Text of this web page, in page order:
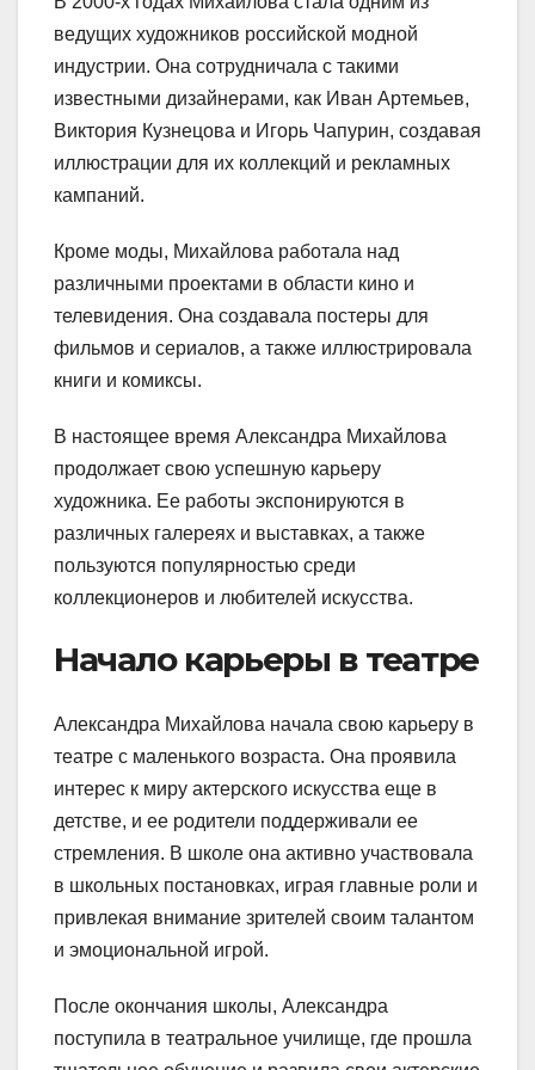
ведущих художников российской модной
индустрии. Она сотрудничала с такими
известными дизайнерами, как Иван Артемьев,
Виктория Кузнецова и Игорь Чапурин, создавая
иллюстрации для их коллекций и рекламных
кампаний.
Кроме моды, Михайлова работала над
различными проектами в области кино и
телевидения. Она создавала постеры для
фильмов и сериалов, а также иллюстрировала
книги и комиксы.
В настоящее время Александра Михайлова
продолжает свою успешную карьеру
художника. Ее работы экспонируются в
различных галереях и выставках, а также
пользуются популярностью среди
коллекционеров и любителей искусства.
Начало карьеры в театре
Александра Михайлова начала свою карьеру в
театре с маленького возраста. Она проявила
интерес к миру актерского искусства еще в
детстве, и ее родители поддерживали ее
стремления. В школе она активно участвовала
в школьных постановках, играя главные роли и
привлекая внимание зрителей своим талантом
и эмоциональной игрой.
После окончания школы, Александра
поступила в театральное училище, где прошла